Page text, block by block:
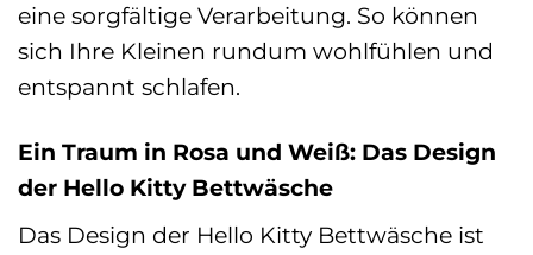
eine sorgfältige Verarbeitung. So können
sich Ihre Kleinen rundum wohlfühlen und
entspannt schlafen.
Ein Traum in Rosa und Weiß: Das Design
der Hello Kitty Bettwäsche
Das Design der Hello Kitty Bettwäsche ist